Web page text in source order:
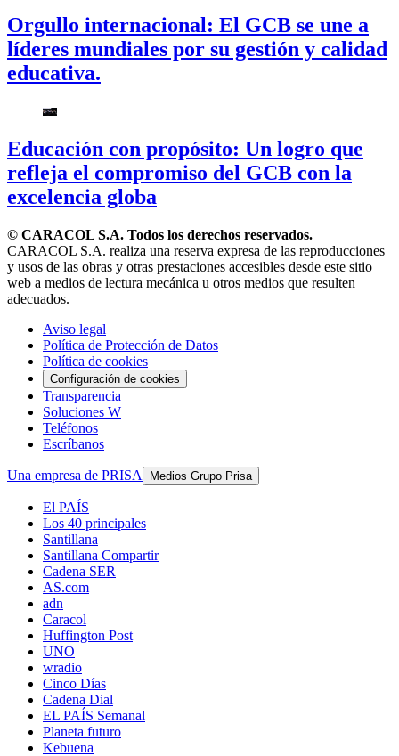
Orgullo internacional: El GCB se une a
líderes mundiales por su gestión y calidad
educativa.
Educación con propósito: Un logro que
refleja el compromiso del GCB con la
excelencia globa
© CARACOL S.A. Todos los derechos reservados.
CARACOL S.A. realiza una reserva expresa de las reproducciones
y usos de las obras y otras prestaciones accesibles desde este sitio
web a medios de lectura mecánica u otros medios que resulten
adecuados.
Aviso legal
Política de Protección de Datos
Política de cookies
Configuración de cookies
Transparencia
Soluciones W
Teléfonos
Escríbanos
Una empresa de PRISA Medios Grupo Prisa
El PAÍS
Los 40 principales
Santillana
Santillana Compartir
Cadena SER
AS.com
adn
Caracol
Huffington Post
UNO
wradio
Cinco Días
Cadena Dial
EL PAÍS Semanal
Planeta futuro
Kebuena